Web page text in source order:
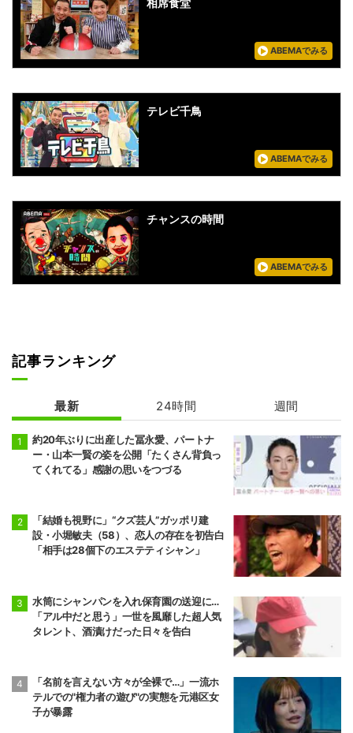
相席食堂
ABEMAでみる
テレビ千鳥
ABEMAでみる
チャンスの時間
ABEMAでみる
記事ランキング
最新 24時間 週間
約20年ぶりに出産した冨永愛、パートナ
ー・山本一賢の姿を公開「たくさん背負っ
てくれてる」感謝の思いをつづる
「結婚も視野に」“クズ芸人”ガッポリ建
設・小堀敏夫（58）、恋人の存在を初告白
「相手は28個下のエステティシャン」
水筒にシャンパンを入れ保育園の送迎に…
「アル中だと思う」一世を風靡した超人気
タレント、酒漬けだった日々を告白
「名前を言えない方々が全裸で…」一流ホ
テルでの"権力者の遊び"の実態を元港区女
子が暴露